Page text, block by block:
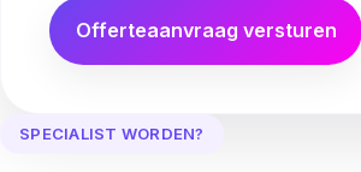
Offerteaanvraag versturen
SPECIALIST WORDEN?